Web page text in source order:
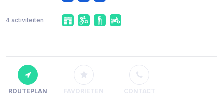
4 activiteiten
ROUTEPLAN FAVORIETEN CONTACT